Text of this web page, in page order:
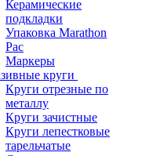
Керамические
подкладки
Упаковка Marathon
Pac
Маркеры
круги
Круги отрезные по
металлу
Круги зачистные
Круги лепестковые
тарельчатые